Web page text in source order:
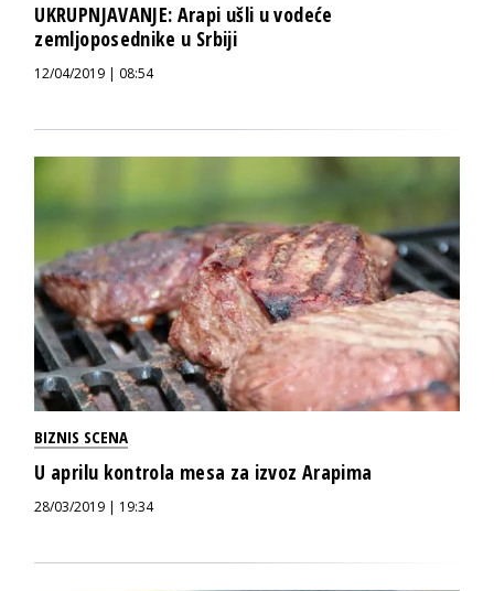
UKRUPNJAVANJE: Arapi ušli u vodeće
zemljoposednike u Srbiji
12/04/2019 | 08:54
BIZNIS SCENA
U aprilu kontrola mesa za izvoz Arapima
28/03/2019 | 19:34